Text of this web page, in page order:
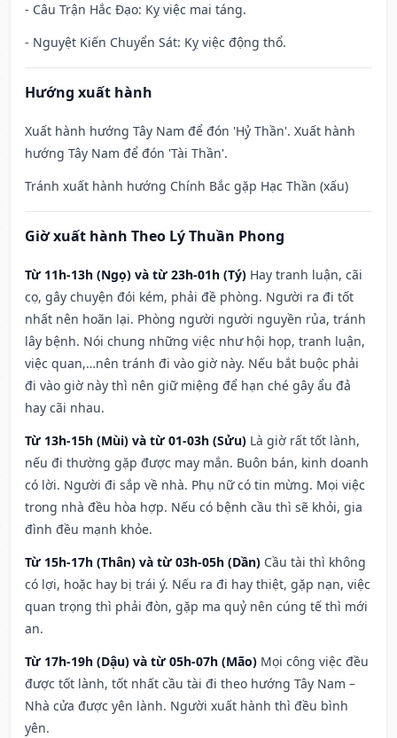
- Câu Trận Hắc Đạo: Kỵ việc mai táng.
- Nguyệt Kiến Chuyển Sát: Kỵ việc động thổ.
Hướng xuất hành
Xuất hành hướng Tây Nam để đón 'Hỷ Thần'. Xuất hành
hướng Tây Nam để đón 'Tài Thần'.
Tránh xuất hành hướng Chính Bắc gặp Hạc Thần (xấu)
Giờ xuất hành Theo Lý Thuần Phong
Từ 11h-13h (Ngọ) và từ 23h-01h (Tý) Hay tranh luận, cãi
cọ, gây chuyện đói kém, phải đề phòng. Người ra đi tốt
nhất nên hoãn lại. Phòng người người nguyền rủa, tránh
lây bệnh. Nói chung những việc như hội họp, tranh luận,
việc quan,…nên tránh đi vào giờ này. Nếu bắt buộc phải
đi vào giờ này thì nên giữ miệng để hạn ché gây ẩu đả
hay cãi nhau.
Từ 13h-15h (Mùi) và từ 01-03h (Sửu) Là giờ rất tốt lành,
nếu đi thường gặp được may mắn. Buôn bán, kinh doanh
có lời. Người đi sắp về nhà. Phụ nữ có tin mừng. Mọi việc
trong nhà đều hòa hợp. Nếu có bệnh cầu thì sẽ khỏi, gia
đình đều mạnh khỏe.
Từ 15h-17h (Thân) và từ 03h-05h (Dần) Cầu tài thì không
có lợi, hoặc hay bị trái ý. Nếu ra đi hay thiệt, gặp nạn, việc
quan trọng thì phải đòn, gặp ma quỷ nên cúng tế thì mới
an.
Từ 17h-19h (Dậu) và từ 05h-07h (Mão) Mọi công việc đều
được tốt lành, tốt nhất cầu tài đi theo hướng Tây Nam –
Nhà cửa được yên lành. Người xuất hành thì đều bình
yên.